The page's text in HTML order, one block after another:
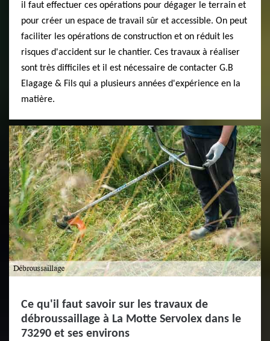
il faut effectuer ces opérations pour dégager le terrain et
pour créer un espace de travail sûr et accessible. On peut
faciliter les opérations de construction et on réduit les
risques d'accident sur le chantier. Ces travaux à réaliser
sont très difficiles et il est nécessaire de contacter G.B
Elagage & Fils qui a plusieurs années d'expérience en la
matière.
Ce qu'il faut savoir sur les travaux de
débroussaillage à La Motte Servolex dans le
73290 et ses environs